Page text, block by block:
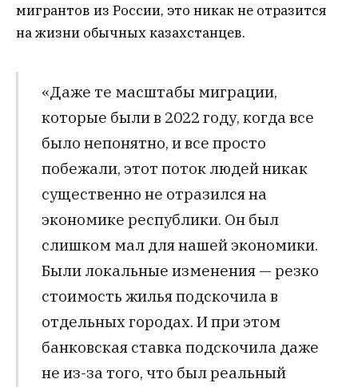
мигрантов из России, это никак не отразится
на жизни обычных казахстанцев.
«Даже те масштабы миграции,
которые были в 2022 году, когда все
было непонятно, и все просто
побежали, этот поток людей никак
существенно не отразился на
экономике республики. Он был
слишком мал для нашей экономики.
Были локальные изменения — резко
стоимость жилья подскочила в
отдельных городах. И при этом
банковская ставка подскочила даже
не из-за того, что был реальный